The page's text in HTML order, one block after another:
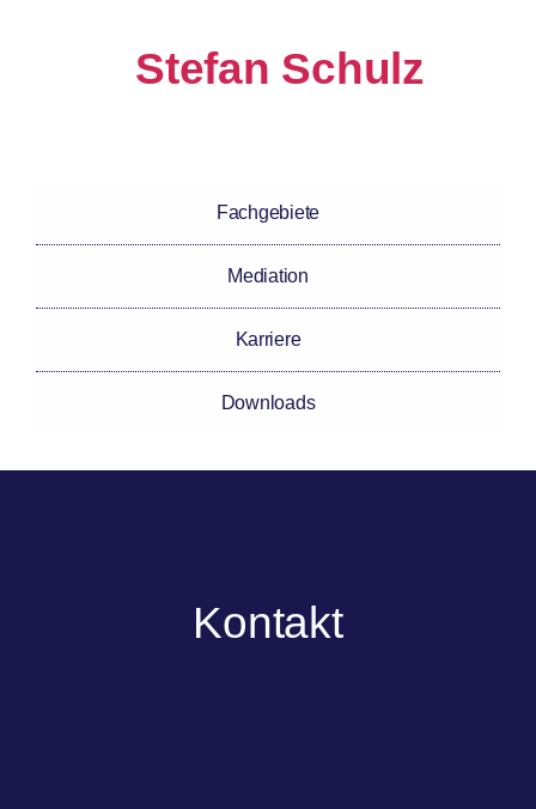
Stefan Schulz
Fachgebiete
Mediation
Karriere
Downloads
Kontakt